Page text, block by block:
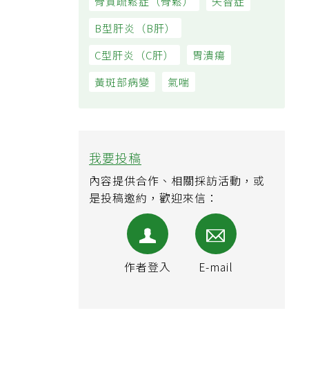
骨質疏鬆症（骨鬆）
失智症
B型肝炎（B肝）
C型肝炎（C肝）
黃斑部病變
我要投稿
內容提供合作、相關採訪活動，或
是投稿邀約，歡迎來信：